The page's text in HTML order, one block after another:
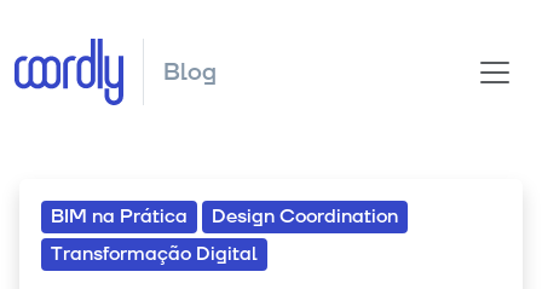
Blog
BIM na Prática
Design Coordination
Transformação Digital